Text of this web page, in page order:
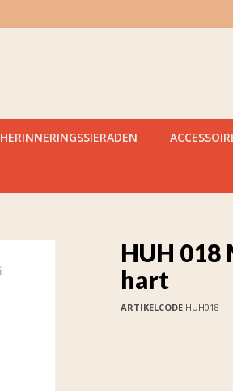
HERINNERINGSSIERADEN
HUH 018
hart
ARTIKELCODEHUH018